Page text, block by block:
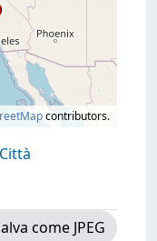
contributors.
Città
come JPEG